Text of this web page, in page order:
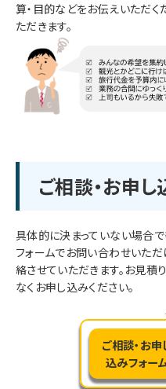
算・目的などをお伝えいただ
ただきます。
ご相談・お申し
具体的に決まっていない場合
フォームでお問い合わせいた
絡させていただきます。お見積
なくお申し込みください。
ご相談・お申
込みフォー